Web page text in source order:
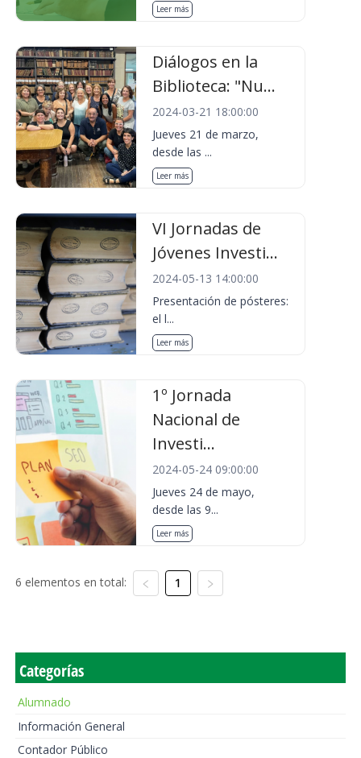
Leer más
Diálogos en la
Biblioteca: "Nu...
2024-03-21 18:00:00
Jueves 21 de marzo,
desde las ...
Leer más
VI Jornadas de
Jóvenes Investi...
2024-05-13 14:00:00
Presentación de pósteres:
el l...
Leer más
1º Jornada
Nacional de
Investi...
2024-05-24 09:00:00
Jueves 24 de mayo,
desde las 9...
Leer más
6 elementos en total: 1
Categorías
Alumnado
Información General
Contador Público